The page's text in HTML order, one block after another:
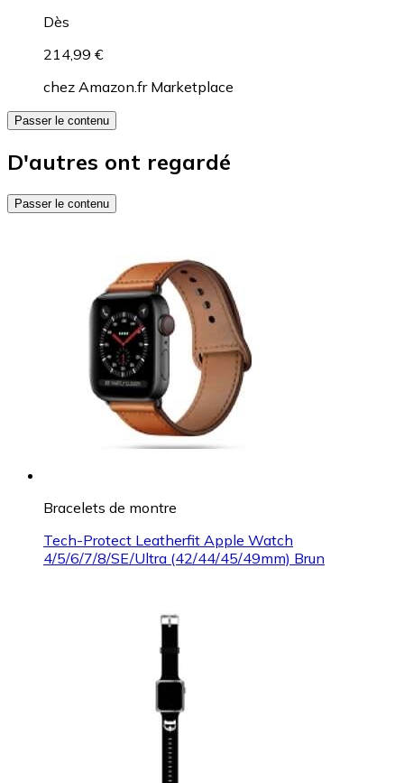
Dès
214,99 €
chez Amazon.fr Marketplace
Passer le contenu
D'autres ont regardé
Passer le contenu
Bracelets de montre
Tech-Protect Leatherfit Apple Watch
4/5/6/7/8/SE/Ultra (42/44/45/49mm) Brun